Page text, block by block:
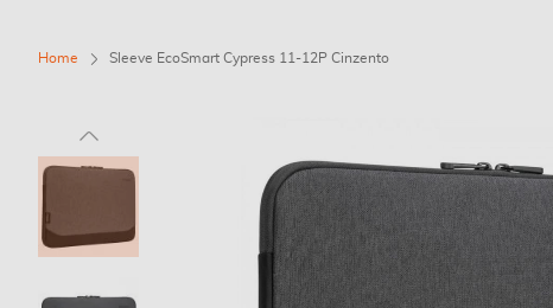
Home Sleeve EcoSmart Cypress 11-12P Cinzento
Saltar
para
o
final
da
Galeria